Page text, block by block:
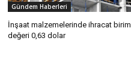
Gündem Haberleri
İnşaat malzemelerinde ihracat birim
değeri 0,63 dolar